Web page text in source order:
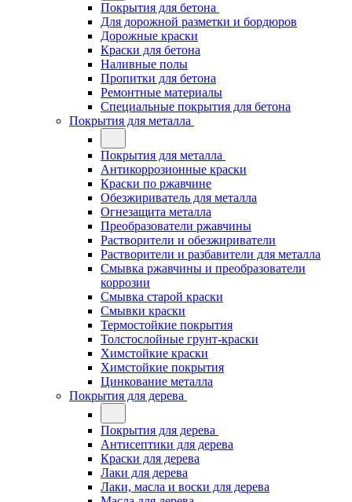
Покрытия для бетона
Для дорожной разметки и бордюров
Дорожные краски
Краски для бетона
Наливные полы
Пропитки для бетона
Ремонтные материалы
Специальные покрытия для бетона
Покрытия для металла
Покрытия для металла
Антикоррозионные краски
Краски по ржавчине
Обезжириватель для металла
Огнезащита металла
Преобразователи ржавчины
Растворители и обезжириватели
Растворители и разбавители для металла
Смывка ржавчины и преобразователи
коррозии
Смывка старой краски
Смывки краски
Термостойкие покрытия
Толстослойные грунт-краски
Химстойкие краски
Химстойкие покрытия
Цинкование металла
Покрытия для дерева
Покрытия для дерева
Антисептики для дерева
Краски для дерева
Лаки для дерева
Лаки, масла и воски для дерева